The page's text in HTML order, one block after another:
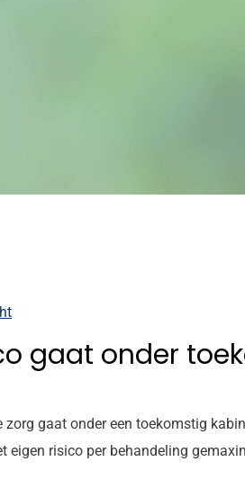
gaat onder
zorg gaat onder een toekomstig
eigen risico per behandeling